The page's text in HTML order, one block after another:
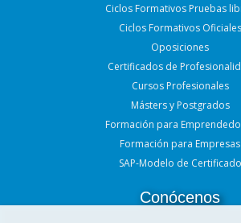
Ciclos Formativos Pruebas
Ciclos Formativos Oficiales
Oposiciones
Certificados de
Cursos Profesionales
Másters y Postgrados
Formación para
Formación para Empresas
SAP-Modelo de Certificado
Conócenos